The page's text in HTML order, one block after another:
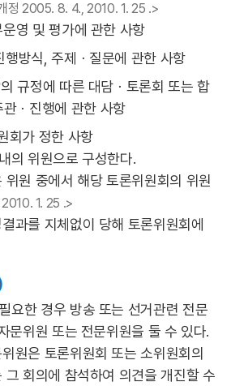
정 2005. 8. 4., 2010. 1. 25 .>
영 및 평가에 관한 사항
행방식, 주제ㆍ질문에 관한 사항
규정에 따른 대담ㆍ토론회 또는 합
ㆍ진행에 관한 사항
회가 정한 사항
의 위원으로 구성한다.
원 중에서 해당 토론위원회의 위원
1. 25 .>
과를 지체없이 당해 토론위원회에
요한 경우 방송 또는 선거관련 전문
문위원 또는 전문위원을 둘 수 있다.
원은 토론위원회 또는 소위원회의
그 회의에 참석하여 의견을 개진할 수